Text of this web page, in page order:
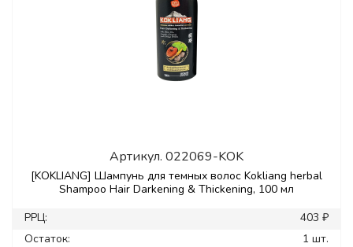
Артикул. 022069-KOK
[KOKLIANG] Шампунь для темных волос Kokliang herbal
Shampoo Hair Darkening & Thickening, 100 мл
РРЦ:
403 ₽
Остаток:
1 шт.